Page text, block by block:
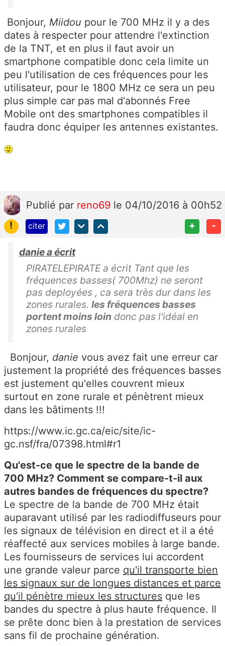
Bonjour, Miidou pour le 700 MHz il y a des
dates à respecter pour attendre l'extinction
de la TNT, et en plus il faut avoir un
smartphone compatible donc cela limite un
peu l'utilisation de ces fréquences pour les
utilisateur, pour le 1800 MHz ce sera un peu
plus simple car pas mal d'abonnés Free
Mobile ont des smartphones compatibles il
faudra donc équiper les antennes existantes.
Publié par reno69 le 04/10/2016 à 00h52
!
citer + -
danie a écrit
PIRATELEPIRATE a écrit Tant que les
fréquences basses( 700Mhz) ne seront
pas deployées , ca sera très dur dans les
zones rurales. les fréquences basses
portent moins loin donc pas l'idéal en
zones rurales
Bonjour, danie vous avez fait une erreur car
justement la propriété des fréquences basses
est justement qu'elles couvrent mieux
surtout en zone rurale et pénètrent mieux
dans les bâtiments !!!
https://www.ic.gc.ca/eic/site/ic-
gc.nsf/fra/07398.html#r1
Qu'est-ce que le spectre de la bande de
700 MHz? Comment se compare-t-il aux
autres bandes de fréquences du spectre?
Le spectre de la bande de 700 MHz était
auparavant utilisé par les radiodiffuseurs pour
les signaux de télévision en direct et il a été
réaffecté aux services mobiles à large bande.
Les fournisseurs de services lui accordent
une grande valeur parce qu'il transporte bien
les signaux sur de longues distances et parce
qu'il pénètre mieux les structures que les
bandes du spectre à plus haute fréquence. Il
se prête donc bien à la prestation de services
sans fil de prochaine génération.